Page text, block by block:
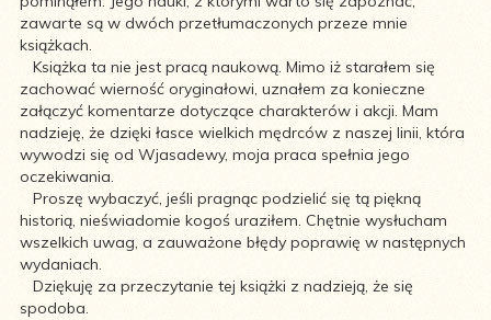
zawarte są w dwóch przetłumaczonych przeze mnie
książkach.
Książka ta nie jest pracą naukową. Mimo iż starałem się
zachować wierność oryginałowi, uznałem za konieczne
załączyć komentarze dotyczące charakterów i akcji. Mam
nadzieję, że dzięki łasce wielkich mędrców z naszej linii, która
wywodzi się od Wjasadewy, moja praca spełnia jego
oczekiwania.
Proszę wybaczyć, jeśli pragnąc podzielić się tą piękną
historią, nieświadomie kogoś uraziłem. Chętnie wysłucham
wszelkich uwag, a zauważone błędy poprawię w następnych
wydaniach.
Dziękuję za przeczytanie tej książki z nadzieją, że się
spodoba.